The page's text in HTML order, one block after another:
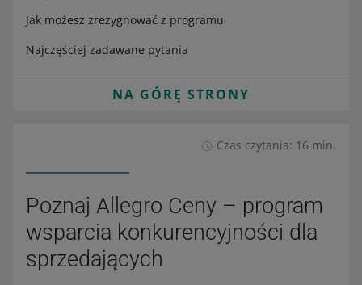
Jak możesz zrezygnować z programu
Najczęściej zadawane pytania
NA GÓRĘ STRONY
Czas czytania: 16 min.
Poznaj Allegro Ceny – program
wsparcia konkurencyjności dla
sprzedających